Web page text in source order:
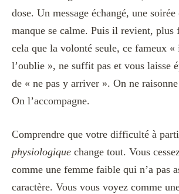
dose. Un message échangé, une
manque se calme. Puis il revient, plus
cela que la volonté seule, ce fameux
l’oublie », ne suffit pas et vous laisse
de « ne pas y arriver ». On ne
On l’accompagne.
Comprendre que votre difficulté à
physiologique change tout. Vous
comme une femme faible qui n’a pas
caractère. Vous vous voyez comme